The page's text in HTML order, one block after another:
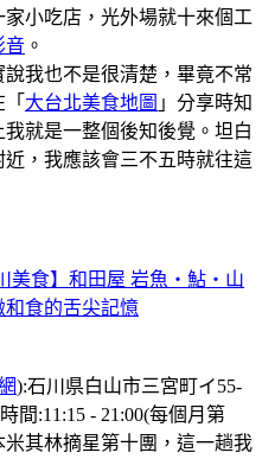
小吃店，光外場就十來個工
音 。
我也不是很清楚，畢竟不常
大台北美食地圖 」分享時知
就是一整個後知後覺。坦白
，我應該會三不五時就往這
美食】和田屋 岩魚・鮎・山
和食的舌尖記憶
):石川県白山市三宮町イ55-
間:11:15 - 21:00(每個月第
其林摘星第十團，這一趟我